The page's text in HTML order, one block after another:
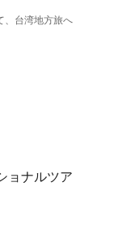
、台湾地方旅へ